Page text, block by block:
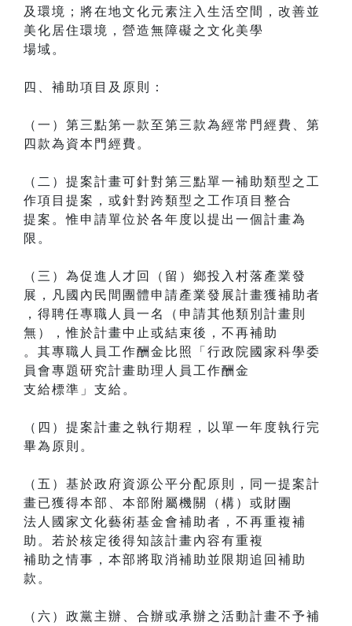
及環境；將在地文化元素注入生活空間，改善並
美化居住環境，營造無障礙之文化美學
場域。
四、補助項目及原則：
（一）第三點第一款至第三款為經常門經費、第
四款為資本門經費。
（二）提案計畫可針對第三點單一補助類型之工
作項目提案，或針對跨類型之工作項目整合
提案。惟申請單位於各年度以提出一個計畫為
限。
（三）為促進人才回（留）鄉投入村落產業發
展，凡國內民間團體申請產業發展計畫獲補助者
，得聘任專職人員一名（申請其他類別計畫則
無），惟於計畫中止或結束後，不再補助
。其專職人員工作酬金比照「行政院國家科學委
員會專題研究計畫助理人員工作酬金
支給標準」支給。
（四）提案計畫之執行期程，以單一年度執行完
畢為原則。
（五）基於政府資源公平分配原則，同一提案計
畫已獲得本部、本部附屬機關（構）或財團
法人國家文化藝術基金會補助者，不再重複補
助。若於核定後得知該計畫內容有重複
補助之情事，本部將取消補助並限期追回補助
款。
（六）政黨主辦、合辦或承辦之活動計畫不予補